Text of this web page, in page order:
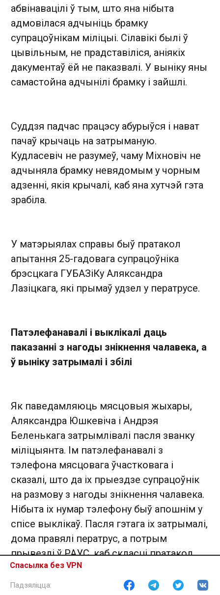
абвінавацілі ў тым, што яна нібыта
адмовілася адчыніць брамку
супрацоўнікам міліцыі. Сілавікі былі ў
цывільным, не прадставіліся, аніякіх
дакументаў ёй не паказвалі. У выніку яны
самастойна адчынілі брамку і зайшлі.
Суддзя падчас працэсу абурыўся і нават
пачаў крычаць на затрыманую.
Кудласевіч не разумеў, чаму Міхновіч не
адчыняла брамку невядомым у чорным
адзенні, якія крычалі, каб яна хутчэй гэта
зрабіла.
У матэрыялах справы быў пратакол
апытання 25-гадовага супрацоўніка
брэсцкага ГУБАЗіКу Аляксандра
Лазіцкага, які прымаў удзел у ператрусе.
Патэлефанавалі і выклікалі даць
паказанні з нагоды знікнення чалавека, а
ў выніку затрымалі і збілі
Як паведамляюць мясцовыя жыхары,
Аляксандра Юшкевіча і Андрэя
Беленькага затрымлівалі пасля званку
міліцыянта. Ім патэлефанавалі з
тэлефона мясцовага ўчастковага і
сказалі, што да іх прыездзе супрацоўнік
на размову з нагоды знікнення чалавека.
Нібыта іх нумар тэлефону быў апошнім у
спісе выклікаў. Пасля гэтага іх затрымалі,
дома правялі ператрус, а потрым
прывезлі ў РАУС, каб скласці пратакол.
Паведамляецца, што Юшкевіча
затрымалі на рынку і везлі дадому для
Спасылка без VPN